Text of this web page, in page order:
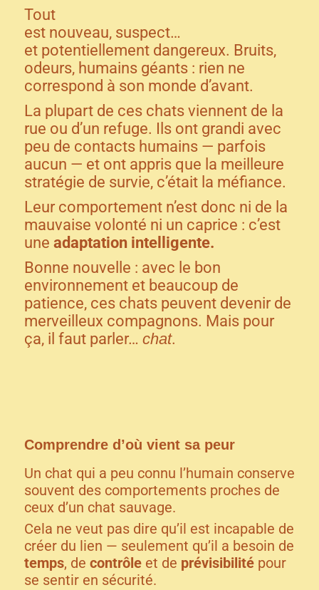
Tout
est nouveau, suspect…
et potentiellement dangereux. Bruits,
odeurs, humains géants : rien ne
correspond à son monde d’avant.
La plupart de ces chats viennent de la
rue ou d’un refuge. Ils ont grandi avec
peu de contacts humains — parfois
aucun — et ont appris que la meilleure
stratégie de survie, c’était la méfiance.
Leur comportement n’est donc ni de la
mauvaise volonté ni un caprice : c’est
une adaptation intelligente.
Bonne nouvelle : avec le bon
environnement et beaucoup de
patience, ces chats peuvent devenir de
merveilleux compagnons. Mais pour
ça, il faut parler… chat.
Comprendre d’où vient sa peur
Un chat qui a peu connu l’humain conserve
souvent des comportements proches de
ceux d’un chat sauvage.
Cela ne veut pas dire qu’il est incapable de
créer du lien — seulement qu’il a besoin de
temps, de contrôleet de prévisibilitépour
se sentir en sécurité.